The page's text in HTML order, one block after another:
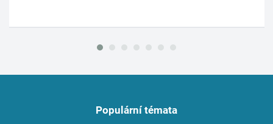
Populární témata